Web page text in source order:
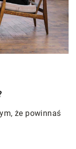
że powinnaś